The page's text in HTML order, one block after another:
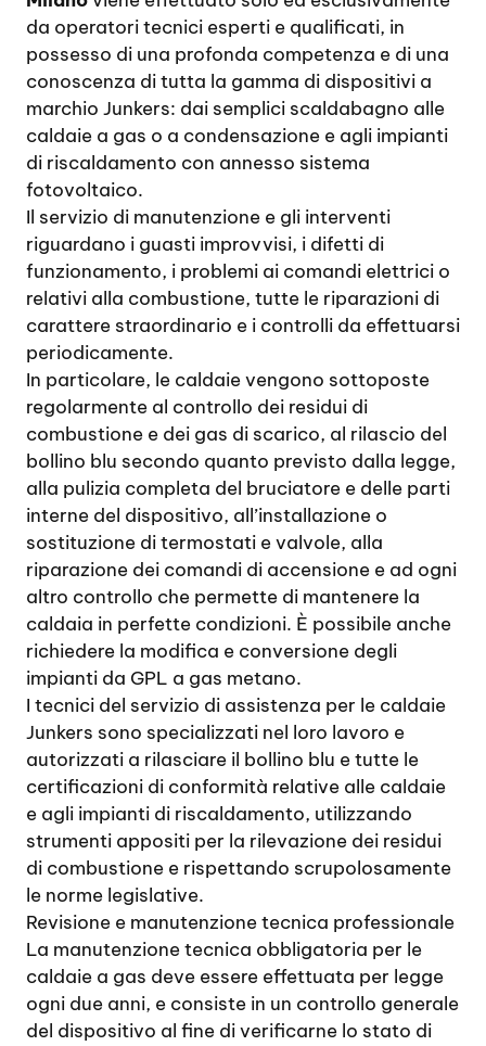
da operatori tecnici esperti e qualificati, in
possesso di una profonda competenza e di una
conoscenza di tutta la gamma di dispositivi a
marchio Junkers: dai semplici scaldabagno alle
caldaie a gas o a condensazione e agli impianti
di riscaldamento con annesso sistema
fotovoltaico.
Il servizio di manutenzione e gli interventi
riguardano i guasti improvvisi, i difetti di
funzionamento, i problemi ai comandi elettrici o
relativi alla combustione, tutte le riparazioni di
carattere straordinario e i controlli da effettuarsi
periodicamente.
In particolare, le caldaie vengono sottoposte
regolarmente al controllo dei residui di
combustione e dei gas di scarico, al rilascio del
bollino blu secondo quanto previsto dalla legge,
alla pulizia completa del bruciatore e delle parti
interne del dispositivo, all’installazione o
sostituzione di termostati e valvole, alla
riparazione dei comandi di accensione e ad ogni
altro controllo che permette di mantenere la
caldaia in perfette condizioni. È possibile anche
richiedere la modifica e conversione degli
impianti da GPL a gas metano.
I tecnici del servizio di assistenza per le caldaie
Junkers sono specializzati nel loro lavoro e
autorizzati a rilasciare il bollino blu e tutte le
certificazioni di conformità relative alle caldaie
e agli impianti di riscaldamento, utilizzando
strumenti appositi per la rilevazione dei residui
di combustione e rispettando scrupolosamente
le norme legislative.
Revisione e manutenzione tecnica professionale
La manutenzione tecnica obbligatoria per le
caldaie a gas deve essere effettuata per legge
ogni due anni, e consiste in un controllo generale
del dispositivo al fine di verificarne lo stato di